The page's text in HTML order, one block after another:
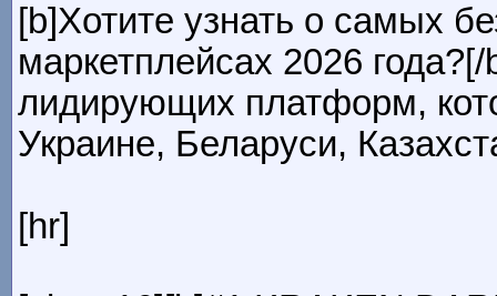
[b]Хотите узнать о самых
маркетплейсах 2026
лидирующих платформ,
Украине, Беларуси,
[hr]